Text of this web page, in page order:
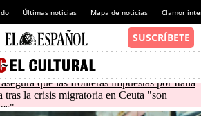
Últimas noticias Mapa de noticias Clamor
que las fronteras impuestas por Italia
tras la crisis migratoria en Ceuta "son